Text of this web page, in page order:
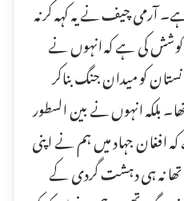
آرمی چیف نے یہ کہہ کر نہ
کوشش کی ہے کہ انہوں نے
کو میدان جنگ بناکر
بلکہ انہوں نے بین السطور
کہ افغان جہاد میں ہم نے اپنی
نہ ہی دہشت گردی کے